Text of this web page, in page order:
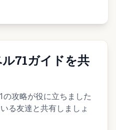
71ガイドを共
攻略が役に立ちました
る友達と共有しましょ